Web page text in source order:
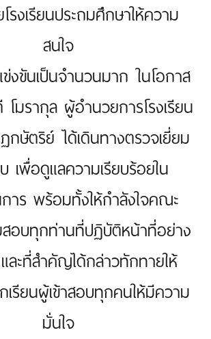
รงเรียนประถมศึกษาให้ความ
สนใจ
ข่งขันเป็นจำนวนมาก ในโอกาส
มรากุล ผู้อำนวยการโรงเรียน
ษัตริย์ ได้เดินทางตรวจเยี่ยม
เพื่อดูแลความเรียบร้อยใน
าร พร้อมทั้งให้กำลังใจคณะ
อบทุกท่านที่ปฏิบัติหน้าที่อย่าง
ละที่สำคัญได้กล่าวทักทายให้
เรียนผู้เข้าสอบทุกคนให้มีความ
มั่นใจ